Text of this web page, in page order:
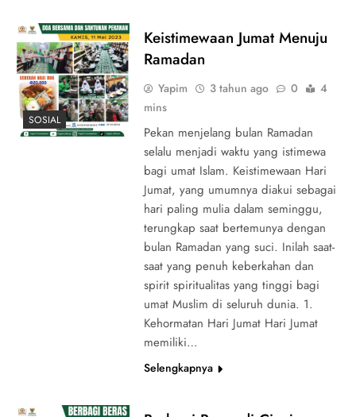
SOSIAL
Keistimewaan Jumat Menuju
Ramadan
Yapim 3 tahun ago 0
4
mins
Pekan menjelang bulan Ramadan
selalu menjadi waktu yang istimewa
bagi umat Islam. Keistimewaan Hari
Jumat, yang umumnya diakui sebagai
hari paling mulia dalam seminggu,
terungkap saat bertemunya dengan
bulan Ramadan yang suci. Inilah saat-
saat yang penuh keberkahan dan
spirit spiritualitas yang tinggi bagi
umat Muslim di seluruh dunia. 1.
Kehormatan Hari Jumat Hari Jumat
memiliki…
Selengkapnya